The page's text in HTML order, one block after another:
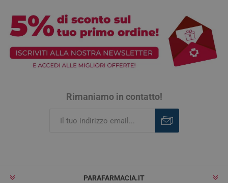
Rimaniamo in contatto!
PARAFARMACIA.IT